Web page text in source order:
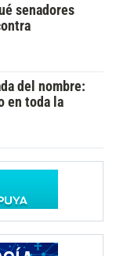
senadores
del nombre:
en toda la